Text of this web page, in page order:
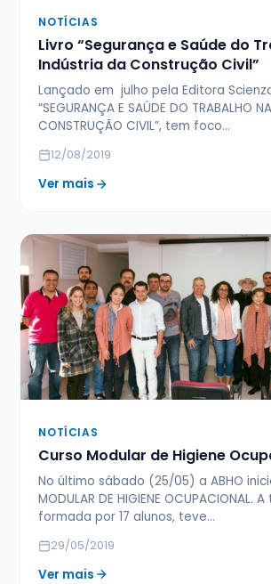
NOTÍCIAS
Livro “Segurança e Saúde do
Indústria da Construção Civil”
Lançado em julho pela Editora
“SEGURANÇA E SAÚDE DO TRABALHO
CONSTRUÇÃO CIVIL”, tem foco…
12/08/2019
Ver mais
NOTÍCIAS
Curso Modular de Higiene
No último sábado (25/05) a ABHO
MODULAR DE HIGIENE OCUPACIONAL.
formada por 17 alunos, teve…
29/05/2019
Ver mais